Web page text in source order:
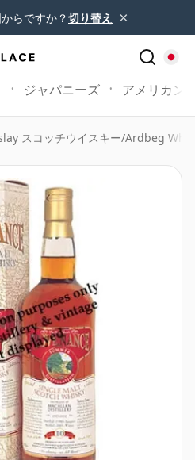
らですか？切り替え ×
ジャパニーズ アメリカン
スコッチウイスキー/Ardbeg